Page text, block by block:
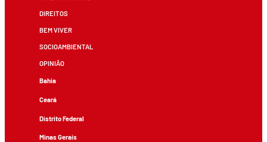
DIREITOS
BEM VIVER
SOCIOAMBIENTAL
OPINIÃO
Bahia
Ceará
Distrito Federal
Minas Gerais